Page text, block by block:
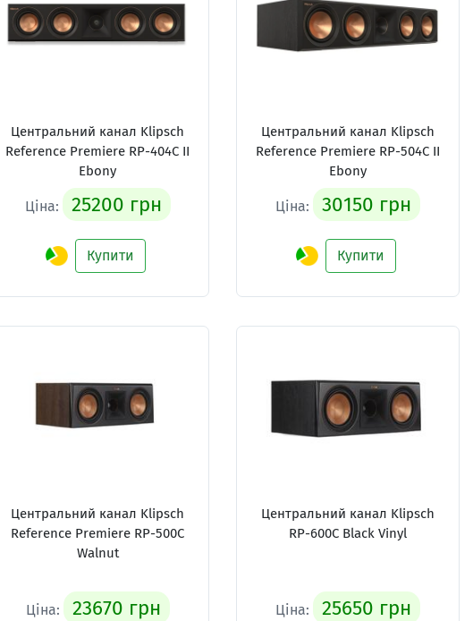
Центральний канал Klipsch
Reference Premiere RP-404C II
Ebony
Ціна: 25200 грн
Купити
Центральний канал Klipsch
Reference Premiere RP-504C II
Ebony
Ціна: 30150 грн
Купити
Центральний канал Klipsch
Reference Premiere RP-500C
Walnut
Ціна: 23670 грн
Центральний канал Klipsch
RP-600C Black Vinyl
Ціна: 25650 грн